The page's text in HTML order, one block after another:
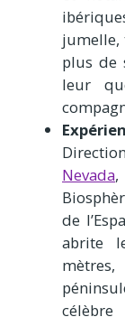
jumelle,
plus de
leur
Nevada,
de
abrite